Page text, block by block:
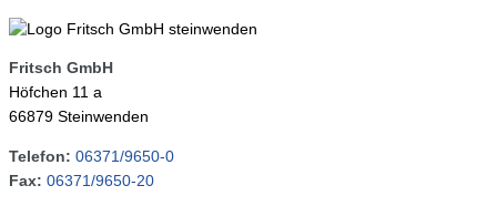
Fritsch GmbH
Höfchen 11 a
66879 Steinwenden
Telefon: 06371/9650-0
Fax: 06371/9650-20